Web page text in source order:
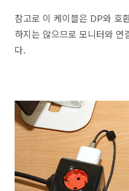
참고로 이 케이블은 DP와 호
하지는 않으므로 모니터와 연
다.